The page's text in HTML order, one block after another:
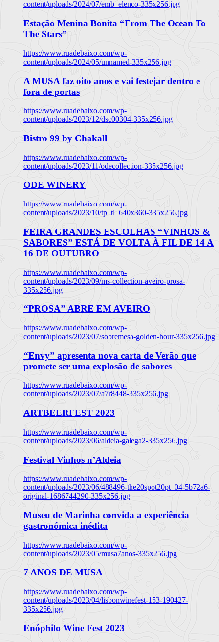
content/uploads/2024/07/emb_elenco-335x256.jpg
Estação Menina Bonita “From The Ocean To
The Stars”
https://www.ruadebaixo.com/wp-
content/uploads/2024/05/unnamed-335x256.jpg
A MUSA faz oito anos e vai festejar dentro e
fora de portas
https://www.ruadebaixo.com/wp-
content/uploads/2023/12/dsc00304-335x256.jpg
Bistro 99 by Chakall
https://www.ruadebaixo.com/wp-
content/uploads/2023/11/odecollection-335x256.jpg
ODE WINERY
https://www.ruadebaixo.com/wp-
content/uploads/2023/10/tp_tl_640x360-335x256.jpg
FEIRA GRANDES ESCOLHAS “VINHOS &
SABORES” ESTÁ DE VOLTA À FIL DE 14 A
16 DE OUTUBRO
https://www.ruadebaixo.com/wp-
content/uploads/2023/09/ms-collection-aveiro-prosa-
335x256.jpg
“PROSA” ABRE EM AVEIRO
https://www.ruadebaixo.com/wp-
content/uploads/2023/07/sobremesa-golden-hour-335x256.jpg
“Envy” apresenta nova carta de Verão que
promete ser uma explosão de sabores
https://www.ruadebaixo.com/wp-
content/uploads/2023/07/a7r8448-335x256.jpg
ARTBEERFEST 2023
https://www.ruadebaixo.com/wp-
content/uploads/2023/06/aldeia-galega2-335x256.jpg
Festival Vinhos n’Aldeia
https://www.ruadebaixo.com/wp-
content/uploads/2023/06/488496-the20spot20pt_04-5b72a6-
original-1686744290-335x256.jpg
Museu de Marinha convida a experiência
gastronómica inédita
https://www.ruadebaixo.com/wp-
content/uploads/2023/05/musa7anos-335x256.jpg
7 ANOS DE MUSA
https://www.ruadebaixo.com/wp-
content/uploads/2023/04/lisbonwinefest-153-190427-
335x256.jpg
Enóphilo Wine Fest 2023